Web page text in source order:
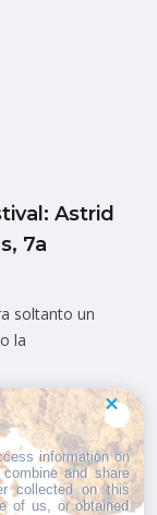
Astrid
7a
soltanto un
la
information on
and share
collected on this
of us, or obtained